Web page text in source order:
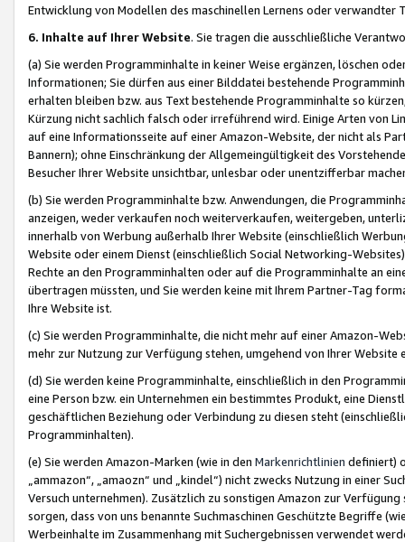
Entwicklung von Modellen des maschinellen Lernens oder
6. Inhalte auf Ihrer Website. Sie tragen die ausschließliche
(a) Sie werden Programminhalte in keiner Weise ergänzen, löschen
Informationen; Sie dürfen aus einer Bilddatei bestehende
erhalten bleiben bzw. aus Text bestehende Programminhalte so
Kürzung nicht sachlich falsch oder irreführend wird. Einige Arten von
auf eine Informationsseite auf einer Amazon-Website, der nicht als
Bannern); ohne Einschränkung der Allgemeingültigkeit des
Besucher Ihrer Website unsichtbar, unlesbar oder unentzifferbar
(b) Sie werden Programminhalte bzw. Anwendungen, die
anzeigen, weder verkaufen noch weiterverkaufen, weitergeben,
innerhalb von Werbung außerhalb Ihrer Website (einschließlich
Website oder einem Dienst (einschließlich Social Networking-
Rechte an den Programminhalten oder auf die Programminhalte an
übertragen müssten, und Sie werden keine mit Ihrem Partner-Tag
Ihre Website ist.
(c) Sie werden Programminhalte, die nicht mehr auf einer Amazon-
mehr zur Nutzung zur Verfügung stehen, umgehend von Ihrer
(d) Sie werden keine Programminhalte, einschließlich in den
eine Person bzw. ein Unternehmen ein bestimmtes Produkt, eine
geschäftlichen Beziehung oder Verbindung zu diesen steht
Programminhalten).
(e) Sie werden Amazon-Marken (wie in den Markenrichtlinien definiert)
„ammazon“, „amaozn“ und „kindel“) nicht zwecks Nutzung in einer
Versuch unternehmen). Zusätzlich zu sonstigen Amazon zur
sorgen, dass von uns benannte Suchmaschinen Geschützte Begriffe
Werbeinhalte im Zusammenhang mit Suchergebnissen verwendet